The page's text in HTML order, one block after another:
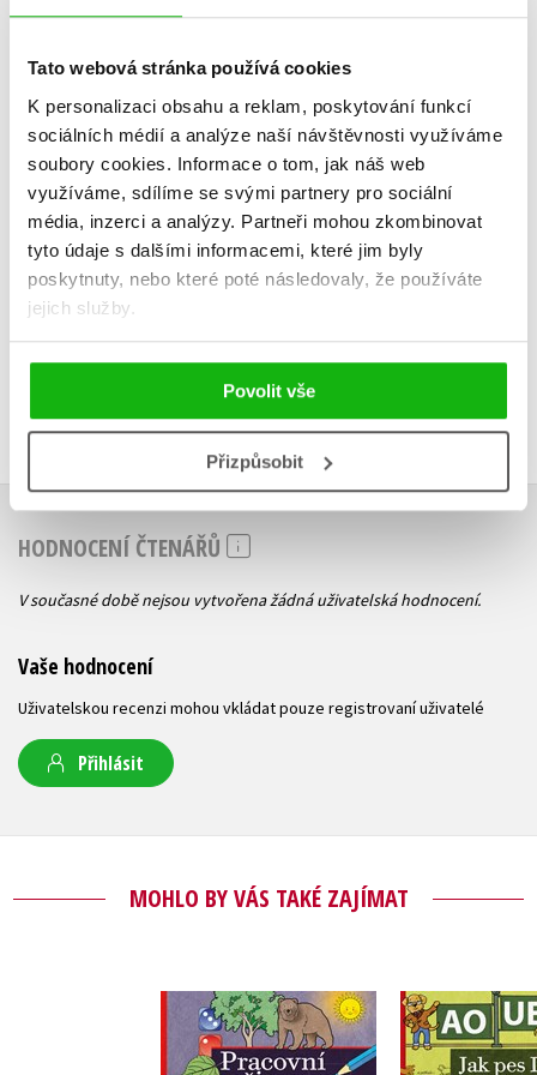
Tato webová stránka používá cookies
K personalizaci obsahu a reklam, poskytování funkcí
sociálních médií a analýze naší návštěvnosti využíváme
soubory cookies. Informace o tom, jak náš web
využíváme, sdílíme se svými partnery pro sociální
média, inzerci a analýzy. Partneři mohou zkombinovat
tyto údaje s dalšími informacemi, které jim byly
poskytnuty, nebo které poté následovaly, že používáte
jejich služby.
Povolit vše
Přizpůsobit
předškoláka 4
Ivana Novotná
Do košíku
199 Kč
159 Kč
Do
HODNOCENÍ ČTENÁŘŮ
V současné době nejsou vytvořena žádná uživatelská hodnocení.
Vaše hodnocení
Uživatelskou recenzi mohou vkládat pouze registrovaní uživatelé
Přihlásit
MOHLO BY VÁS TAKÉ ZAJÍMAT
Pracovní sešit
předškoláka 4
Jak pes
děti